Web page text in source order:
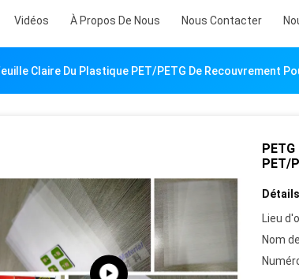
Vidéos À Propos De Nous Nous Contacter
Claire Du Plastique PET/PETG De Recouvrement
PET/
Lieu
Nom